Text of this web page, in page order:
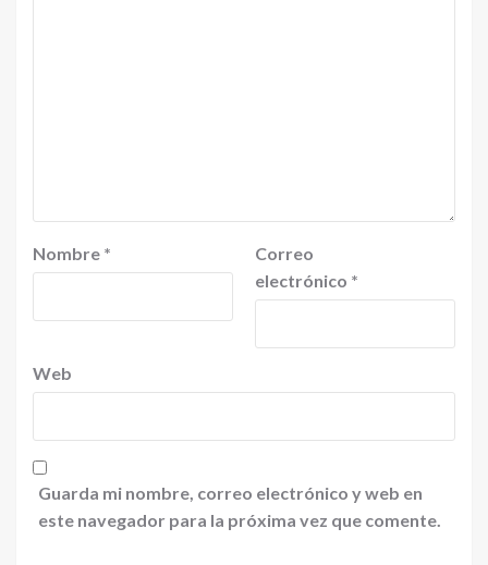
Nombre *
Correo
electrónico *
Web
Guarda mi nombre, correo electrónico y web en
este navegador para la próxima vez que comente.